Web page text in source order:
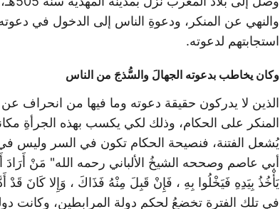
والنهي عن المنكر، ودعوةِ الناس إلى الدخول في
استجابتهم لدعوته.
وكان يخاطب بدعوته الجهالَ والسُّذجَ من الناس
الذين لا يدركون حقيقة دعوته وما فيها من انحراف عن
المنكر على الحكام، وذلك لكي يكسب بهذه الجرأةِ
يُشعل الفتنة، فنصيحة الحكام تكون في السر وليس في
أبي عاصم وصححه الشيخُ الألباني رحمه الله" مَنْ
يَأْخُذُ بِيَدِهِ فَيَخْلُوا بِهِ ، فَإِنْ قَبِلَ مِنْهُ فَذَاكَ ، وَإِلا كَانَ
في تلك الفترة تخضعُ لحكم دولة المرابطين، وكانت